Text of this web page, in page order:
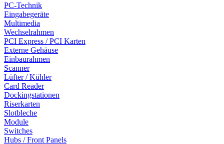
PC-Technik
Eingabegeräte
Multimedia
Wechselrahmen
PCI Express / PCI Karten
Externe Gehäuse
Einbaurahmen
Scanner
Lüfter / Kühler
Card Reader
Dockingstationen
Riserkarten
Slotbleche
Module
Switches
Hubs / Front Panels